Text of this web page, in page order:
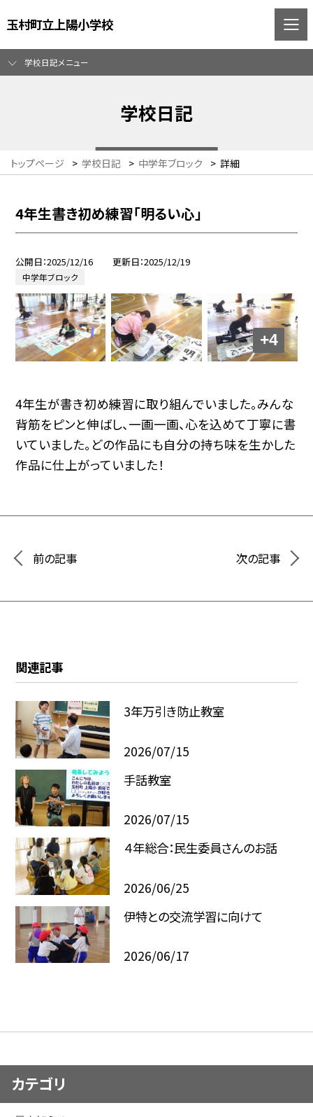
玉村町立上陽小学校
学校日記メニュー
学校日記
トップページ > 学校日記 > 中学年ブロック > 詳細
4年生書き初め練習「明るい心」
公開日 2025/12/16 更新日 2025/12/19
中学年ブロック
+4
4年生が書き初め練習に取り組んでいました。みんな
背筋をピンと伸ばし、一画一画、心を込めて丁寧に書
いていました。どの作品にも自分の持ち味を生かした
作品に仕上がっていました！
前の記事 次の記事
関連記事
3年万引き防止教室
2026/07/15
手話教室
2026/07/15
４年総合：民生委員さんのお話
2026/06/25
伊特との交流学習に向けて
2026/06/17
カテゴリ